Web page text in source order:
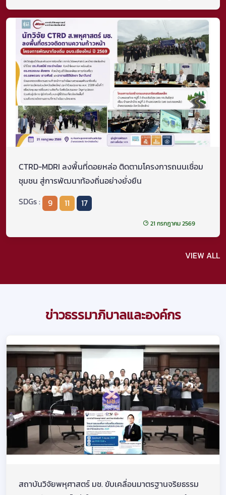
CTRD-MDRI ลงพื้นที่ดอยหล่อ ติดตามโครงการถนนเชื่อม
ชุมชน สู่การพัฒนาท้องถิ่นอย่างยั่งยืน
SDGs :
9 11 17
21 กรกฎาคม 2569
VIEW ALL
ข่าวธรรมาภิบาลและองค์กร
สถาบันวิจัยพหุศาสตร์ มช. ขับเคลื่อนมาตรฐานจริยธรรม